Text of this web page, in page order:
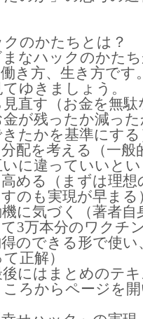
のかたちとは？
なハックのかた
き方、生き方で
ゆきましょう。
見直す（お金を無
金が残ったか減っ
たかを基準にする
分配を考える（一
に違っていいと
高める（まずは理
のも実現が早まる
機に気づく（著者
3万本分のワクチ
のできる形で使
正解）
にはまとめのテ
ろからページを